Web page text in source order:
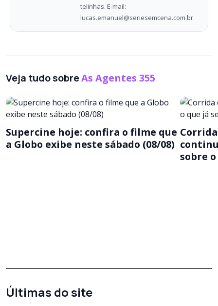
telinhas. E-mail:
lucas.emanuel@seriesemcena.com.br
Veja tudo sobreAs Agentes 355
Supercine hoje: confira o filme que
a Globo exibe neste sábado (08/08)
sobre
Últimas do site